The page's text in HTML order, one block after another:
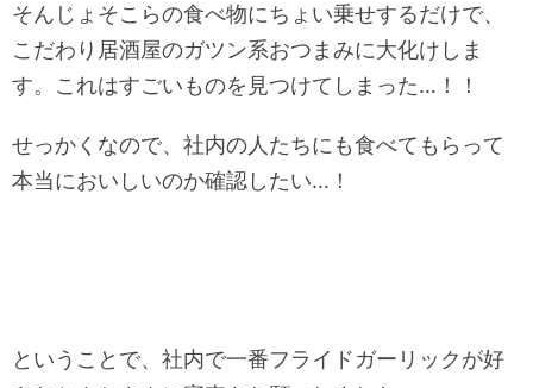
そんじょそこらの食べ物にちょい乗せするだけで、
こだわり居酒屋のガツン系おつまみに大化けしま
す。これはすごいものを見つけてしまった…！！
せっかくなので、社内の人たちにも食べてもらって
本当においしいのか確認したい…！
ということで、社内で一番フライドガーリックが好